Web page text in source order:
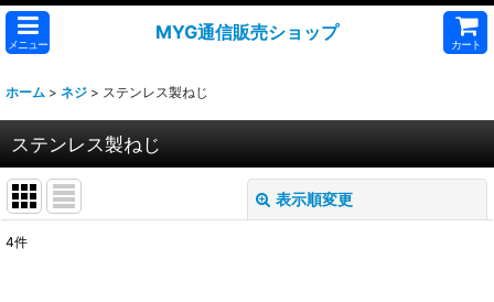
メニュー
MYG通信販売ショップ
カート
ホーム > ネジ > ステンレス製ねじ
ステンレス製ねじ
表示順変更
4件